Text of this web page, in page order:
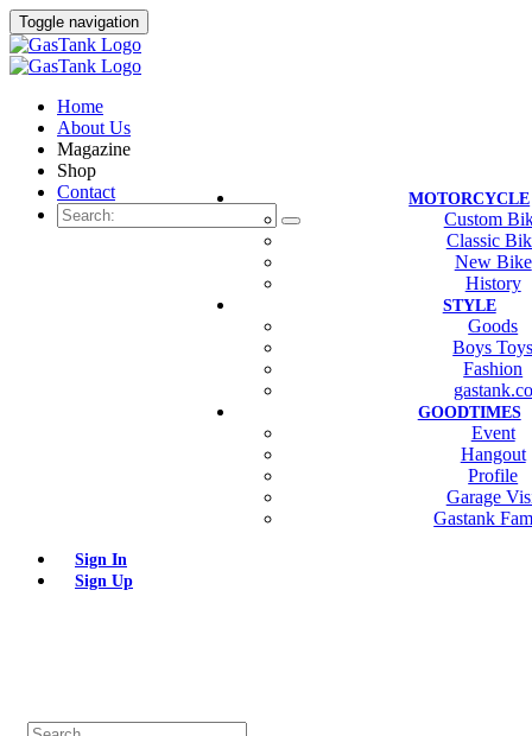
Toggle navigation
Home
About Us
Magazine
Shop
Contact
MOTORCYCLE
Custom
Classic
New Bike
History
STYLE
Goods
Boys
Fashion
gastank.co
GOODTIMES
Event
Hangout
Profile
Garage
Gastank
Sign In
Sign Up